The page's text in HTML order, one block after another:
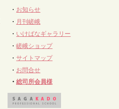
・ お知らせ
・ 月刊嵯峨
・ いけばなギャラリー
・嵯峨ショップ
・サイトマップ
・ お問合せ
・総司所会員様